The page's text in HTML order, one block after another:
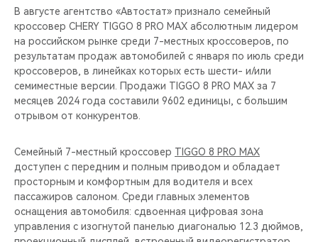
В августе агентство «Автостат» признало семейный
кроссовер CHERY TIGGO 8 PRO MAX абсолютным лидером
на российском рынке среди 7-местных кроссоверов, по
результатам продаж автомобилей с января по июль среди
кроссоверов, в линейках которых есть шести- и/или
семиместные версии. Продажи TIGGO 8 PRO MAX за 7
месяцев 2024 года составили 9602 единицы, с большим
отрывом от конкурентов.
Семейный 7-местный кроссовер TIGGO 8 PRO MAX
доступен с передним и полным приводом и обладает
просторным и комфортным для водителя и всех
пассажиров салоном. Среди главных элементов
оснащения автомобиля: сдвоенная цифровая зона
управления с изогнутой панелью диагональю 12.3 дюймов,